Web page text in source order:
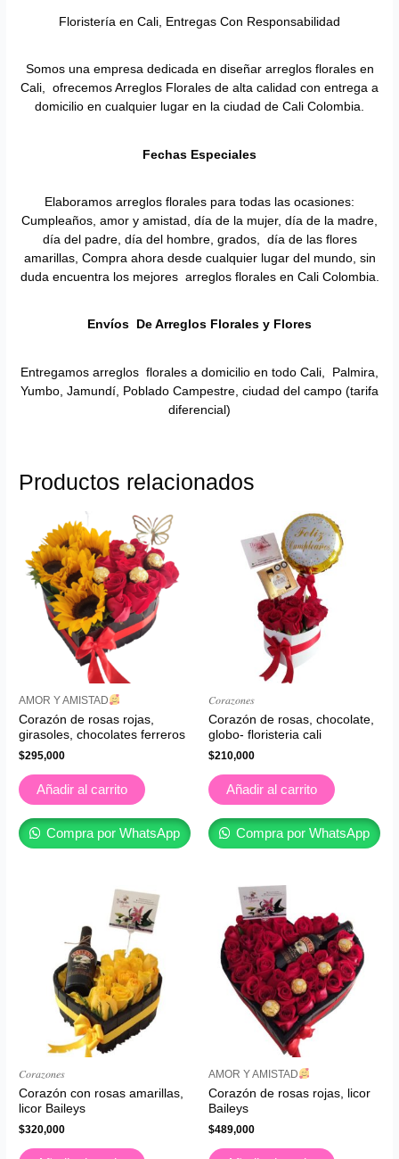
Floristería en Cali, Entregas Con Responsabilidad
Somos una empresa dedicada en diseñar arreglos florales en
Cali, ofrecemos Arreglos Florales de alta calidad con entrega a
domicilio en cualquier lugar en la ciudad de Cali Colombia.
Fechas Especiales
Elaboramos arreglos florales para todas las ocasiones:
Cumpleaños, amor y amistad, día de la mujer, día de la madre,
día del padre, día del hombre, grados, día de las flores
amarillas, Compra ahora desde cualquier lugar del mundo, sin
duda encuentra los mejores arreglos florales en Cali Colombia.
Envíos De Arreglos Florales y Flores
Entregamos arreglos florales a domicilio en todo Cali, Palmira,
Yumbo, Jamundí, Poblado Campestre, ciudad del campo (tarifa
diferencial)
Productos relacionados
AMOR Y AMISTAD
Corazón de rosas rojas,
girasoles, chocolates ferreros
$295,000
Añadir al carrito
Compra por WhatsApp
𝐶𝑜𝑟𝑎𝑧𝑜𝑛𝑒𝑠
Corazón de rosas, chocolate,
globo- floristeria cali
$210,000
Añadir al carrito
Compra por WhatsApp
𝐶𝑜𝑟𝑎𝑧𝑜𝑛𝑒𝑠
Corazón con rosas amarillas,
licor Baileys
$320,000
AMOR Y AMISTAD
Corazón de rosas rojas, licor
Baileys
$489,000